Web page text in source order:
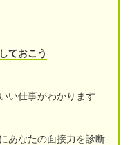
ておこう
い仕事がわかります
あなたの面接力を診断